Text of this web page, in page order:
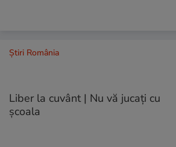
Știri România
Liber la cuvânt | Nu vă jucați cu
școala